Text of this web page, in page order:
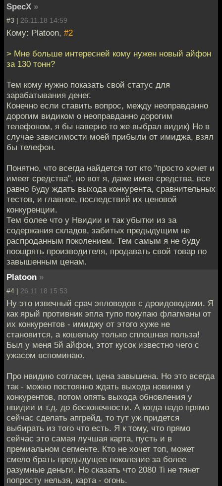
SpecX »
#3 | 26.11.18 14:59
Кому: Platoon, #2
> Мне больше интересней кому нужен новый айфон
за 130 тонн?
Тем кому нужно показать свой статус для
зарабатывания денег.
Конечно если ставить вопрос, между неоправданно
дорогим видиком о неоправданно дорогим
телефоном, я бы наверно то же выбрал видик) Но в
случае зависимости моей прибыли от имиджа, взял
бы телефон.
Понятно, что всегда найдется тот кто "просто хочет и
имеет средства", но вот я, даже имея средства, все
равно буду ждать выхода конкурента, сравнительных
тестов, и главное, последствий их ценовой
конкуренции.
Тем более что у Нвидии и так убытки из за
содержания складов, забитых предыдущим не
распроданным поколением. Тем самым я не буду
поощрять производителя, продавать свой товар по
завышенным ценам.
Platoon »
#4 | 26.11.18 15:53
Ну это извечный срач эпловодов с дроидоводами. Я
как ярый противник эпла тупо покупаю флагманы от
их конкурентов - имиджу от этого хуже не
становится, а кошельку только сплошная польза!
Был у меня 5й айфон, этот кусок известно чего с
ужасом вспоминаю.
Про нвидию согласен, цена завышена. Но это всегда
так - можно постоянно ждать выхода новинки у
конкурентов, потом опять выхода обновления у
нвидии и т.д. до бесконечности. А когда надо прямо
сейчас сделать апгрейд, то тут уж придется
выбирать из того что есть. Я к тому, что прямо
сейчас это самая лучшая карта, пусть и в
премиальном сегменте. Кто не хочет топ, может
смело брать предыдущее поколение за более
разумные деньги. Но сказать что 2080 Ti не тянет
попросту нельзя, карта - огонь.